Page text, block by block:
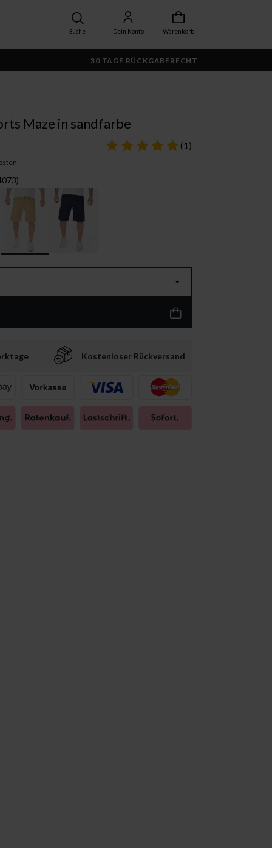
Suche Dein Konto Warenkorb
30 TAGE RÜCKGABERECHT
Maze in sandfarbe
(1)
Kostenloser Rückversand